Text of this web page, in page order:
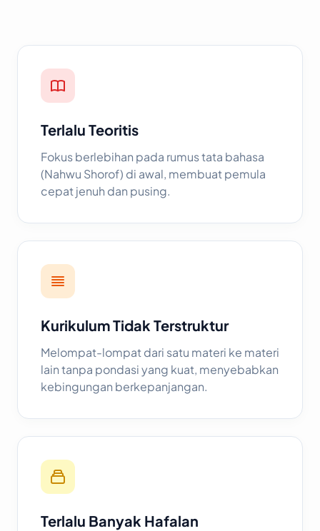
Terlalu Teoritis
Fokus berlebihan pada rumus tata bahasa
(Nahwu Shorof) di awal, membuat pemula
cepat jenuh dan pusing.
Kurikulum Tidak Terstruktur
Melompat-lompat dari satu materi ke materi
lain tanpa pondasi yang kuat, menyebabkan
kebingungan berkepanjangan.
Terlalu Banyak Hafalan